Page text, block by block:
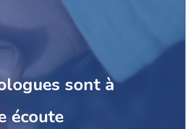
sont à
écoute